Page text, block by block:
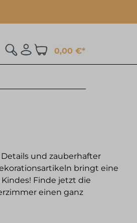
0,00 €*
und zauberhafter
bringt eine
Finde jetzt die
einen ganz